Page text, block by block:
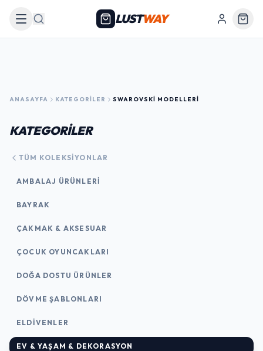
Arama LUSTWAY
ANASAYFA KATEGORILER SWAROVSKI MODELLERI
KATEGORİLER
TÜM KOLEKSIYONLAR
AMBALAJ ÜRÜNLERI
BAYRAK
ÇAKMAK & AKSESUAR
ÇOCUK OYUNCAKLARI
DOĞA DOSTU ÜRÜNLER
DÖVME ŞABLONLARI
ELDIVENLER
EV & YAŞAM & DEKORASYON